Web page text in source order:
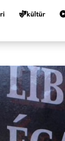
kültür